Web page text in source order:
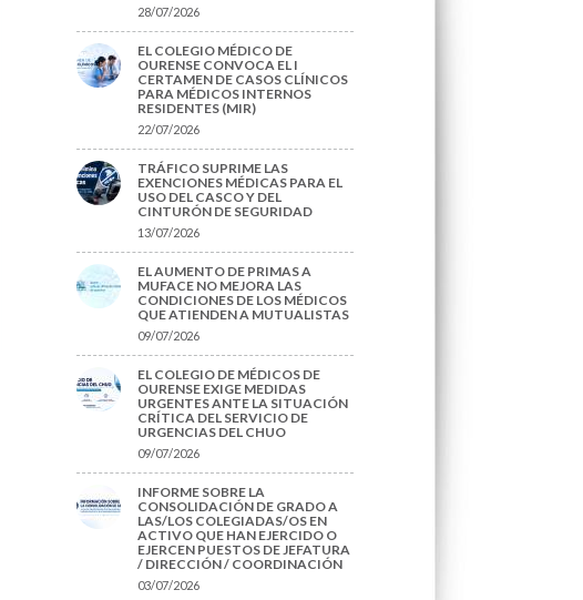
28/07/2026
EL COLEGIO MÉDICO DE
OURENSE CONVOCA EL I
CERTAMEN DE CASOS CLÍNICOS
PARA MÉDICOS INTERNOS
RESIDENTES (MIR)
22/07/2026
TRÁFICO SUPRIME LAS
EXENCIONES MÉDICAS PARA EL
USO DEL CASCO Y DEL
CINTURÓN DE SEGURIDAD
13/07/2026
EL AUMENTO DE PRIMAS A
MUFACE NO MEJORA LAS
CONDICIONES DE LOS MÉDICOS
QUE ATIENDEN A MUTUALISTAS
09/07/2026
EL COLEGIO DE MÉDICOS DE
OURENSE EXIGE MEDIDAS
URGENTES ANTE LA SITUACIÓN
CRÍTICA DEL SERVICIO DE
URGENCIAS DEL CHUO
09/07/2026
INFORME SOBRE LA
CONSOLIDACIÓN DE GRADO A
LAS/LOS COLEGIADAS/OS EN
ACTIVO QUE HAN EJERCIDO O
EJERCEN PUESTOS DE JEFATURA
/ DIRECCIÓN / COORDINACIÓN
03/07/2026